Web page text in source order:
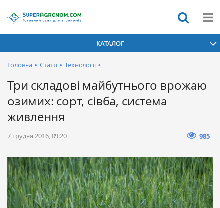
КАТАЛОГ
Головна • Статті • Технології •
Три складові майбутнього врожаю
озимих: сорт, сівба, система
живлення
7 грудня 2016, 09:20 985